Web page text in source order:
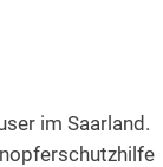
im Saarland.